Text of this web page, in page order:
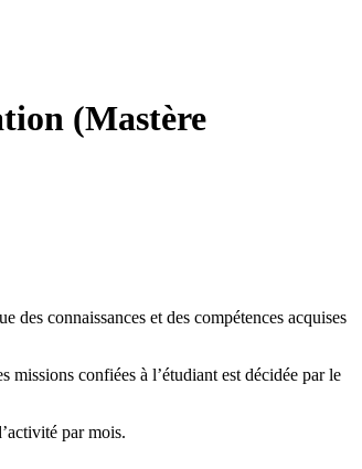
(Mastère
connaissances et des compétences acquises
missions confiées à l’étudiant est décidée par le
par mois.